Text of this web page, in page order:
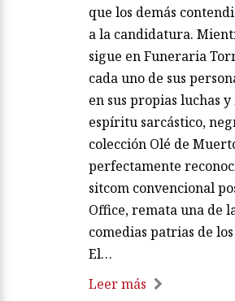
que los demás
a la candidatura.
sigue en Funeraria
cada uno de sus
en sus propias luchas
espíritu sarcástico,
colección Olé de
perfectamente
sitcom convencional
Office, remata una de
comedias patrias de
El…
Leer más